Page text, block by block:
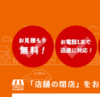
「店舗の閉店」を